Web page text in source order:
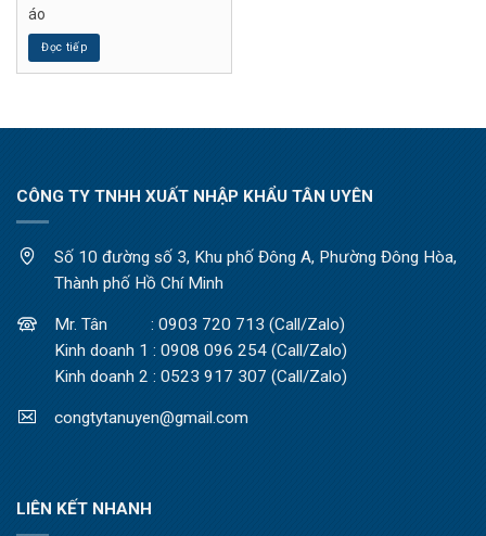
áo
Đọc tiếp
CÔNG TY TNHH XUẤT NHẬP KHẨU TÂN UYÊN
Số 10 đường số 3, Khu phố Đông A, Phường Đông Hòa,
Thành phố Hồ Chí Minh
Mr. Tân : 0903 720 713 (Call/Zalo)
Kinh doanh 1 : 0908 096 254 (Call/Zalo)
Kinh doanh 2 : 0523 917 307 (Call/Zalo)
congtytanuyen@gmail.com
LIÊN KẾT NHANH